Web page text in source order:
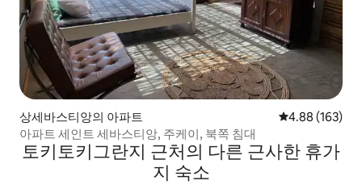
상세바스티앙의 아파트 평점 4.88점(5
4.88 (163)
아파트 세인트 세바스티앙, 주케이, 북쪽 침대
토키토키그란지 근처의 다른 근사한 휴가
지 숙소